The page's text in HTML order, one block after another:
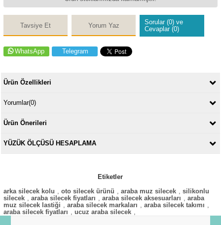
Tavsiye Et Yorum Yaz
Sorular (0) ve
Cevaplar (0)
WhatsApp Telegram
Ürün Özellikleri
Yorumlar(0)
Ürün Önerileri
YÜZÜK ÖLÇÜSÜ HESAPLAMA
Etiketler
arka silecek kolu , oto silecek ürünü , araba muz silecek , silikonlu
silecek , araba silecek fiyatları , araba silecek aksesuarları , araba
muz silecek lastiği , araba silecek markaları , araba silecek takımı ,
araba silecek fiyatları , ucuz araba silecek ,